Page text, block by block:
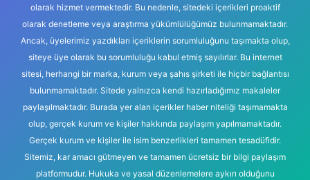
olarak hizmet vermektedir. Bu nedenle, sitedeki içerikleri proaktif
olarak denetleme veya araştırma yükümlülüğümüz bulunmamaktadır.
Ancak, üyelerimiz yazdıkları içeriklerin sorumluluğunu taşımakta olup,
siteye üye olarak bu sorumluluğu kabul etmiş sayılırlar. Bu internet
sitesi, herhangi bir marka, kurum veya şahıs şirketi ile hiçbir bağlantısı
bulunmamaktadır. Sitede yalnızca kendi hazırladığımız makaleler
paylaşılmaktadır. Burada yer alan içerikler haber niteliği taşımamakta
olup, gerçek kurum ve kişiler hakkında paylaşım yapılmamaktadır.
Gerçek kurum ve kişiler ile isim benzerlikleri tamamen tesadüfidir.
Sitemiz, kar amacı gütmeyen ve tamamen ücretsiz bir bilgi paylaşım
platformudur. Hukuka ve yasal düzenlemelere aykırı olduğunu